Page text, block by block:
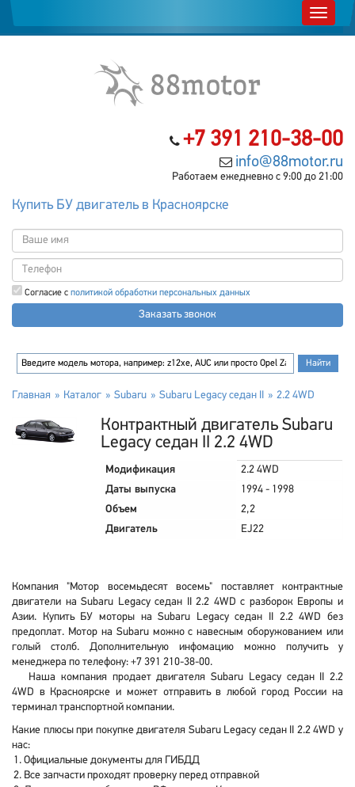
+7 391 210-38-00
info@88motor.ru
Работаем ежедневно с 9:00 до 21:00
Купить БУ двигатель в Красноярске
Согласие с политикой обработки персональных данных
Заказать звонок
Главная Каталог Subaru Subaru Legacy седан II 2.2 4WD
Контрактный двигатель Subaru
Legacy седан II 2.2 4WD
Модификация
2.2 4WD
Даты выпуска
1994 - 1998
Объем
2,2
Двигатель
EJ22
Компания "Мотор восемьдесят восемь" поставляет контрактные
двигатели на Subaru Legacy седан II 2.2 4WD с разборок Европы и
Азии. Купить БУ моторы на Subaru Legacy седан II 2.2 4WD без
предоплат. Мотор на Subaru можно с навесным оборужованием или
голый столб. Дополнительную инфомацию можно получить у
менеджера по телефону: +7 391 210-38-00.
Наша компания продает двигателя Subaru Legacy седан II 2.2
4WD в Красноярске и может отправить в любой город России на
терминал транспортной компании.
Какие плюсы при покупке двигателя Subaru Legacy седан II 2.2 4WD у
нас:
Официальные документы для ГИБДД
Все запчасти проходят проверку перед отправкой